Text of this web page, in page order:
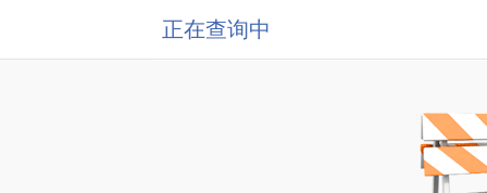
正在查询中